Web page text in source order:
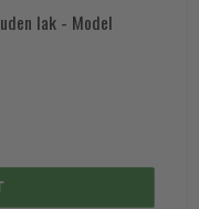
lak - Model